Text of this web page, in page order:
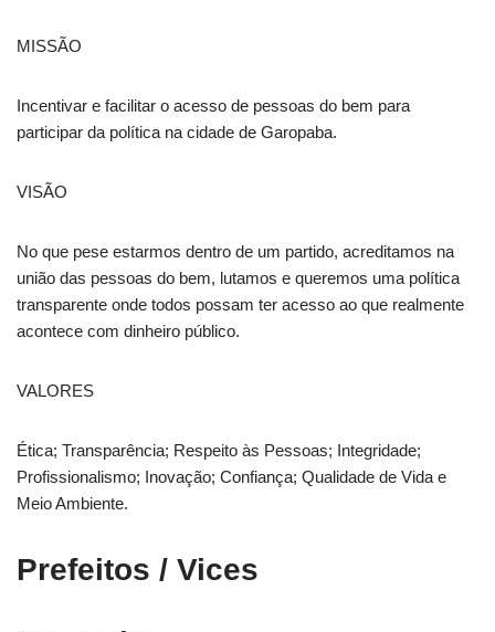
MISSÃO
Incentivar e facilitar o acesso de pessoas do bem para
participar da política na cidade de Garopaba.
VISÃO
No que pese estarmos dentro de um partido, acreditamos na
união das pessoas do bem, lutamos e queremos uma política
transparente onde todos possam ter acesso ao que realmente
acontece com dinheiro público.
VALORES
Ética; Transparência; Respeito às Pessoas; Integridade;
Profissionalismo; Inovação; Confiança; Qualidade de Vida e
Meio Ambiente.
Prefeitos / Vices